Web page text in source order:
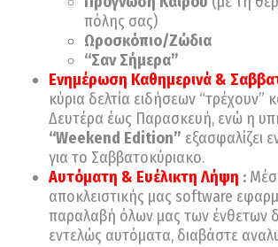
πόλης σας)
Ωροσκόπιο/Ζώδια
“Σαν Σήμερα”
Ενημέρωση Καθημερινά &
κύρια δελτία ειδήσεων “τρέχουν”
Δευτέρα έως Παρασκευή, ενώ η
“Weekend Edition” εξασφαλίζει
για το Σαββατοκύριακο.
Αυτόματη & Ευέλικτη Λήψη :
αποκλειστικής μας software
παραλαβή όλων μας των ένθετων
εντελώς αυτόματα, διαβάστε